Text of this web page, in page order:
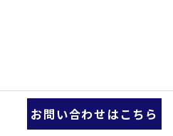
お問い合わせはこちら